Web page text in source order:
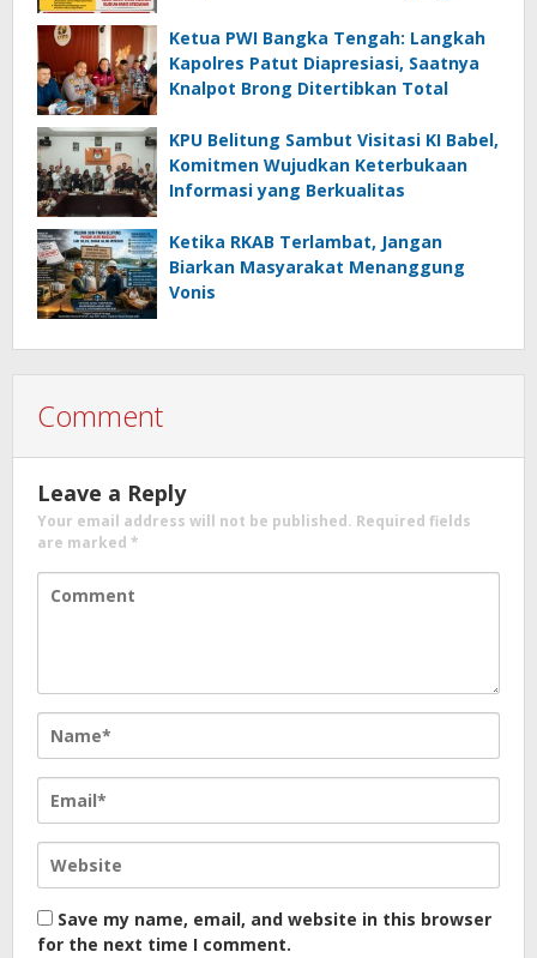
Ketua PWI Bangka Tengah: Langkah
Kapolres Patut Diapresiasi, Saatnya
Knalpot Brong Ditertibkan Total
KPU Belitung Sambut Visitasi KI Babel,
Komitmen Wujudkan Keterbukaan
Informasi yang Berkualitas
Ketika RKAB Terlambat, Jangan
Biarkan Masyarakat Menanggung
Vonis
Comment
Leave a Reply
Your email address will not be published. Required fields
are marked *
Save my name, email, and website in this browser
for the next time I comment.